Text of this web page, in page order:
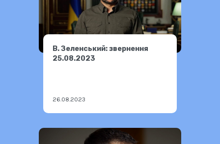
В. Зеленський: звернення
25.08.2023
26.08.2023